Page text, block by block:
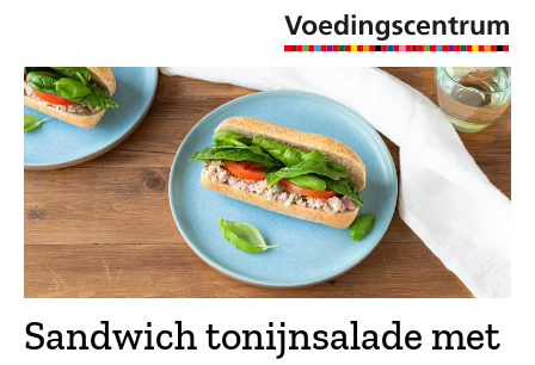
Sandwich tonijnsalade met